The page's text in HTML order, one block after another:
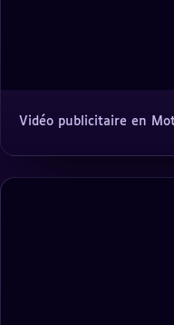
Vidéo publicitaire en